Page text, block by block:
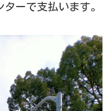
ーで支払います。